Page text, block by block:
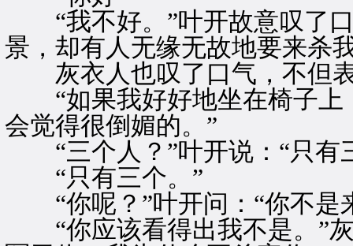
“我不好。”叶开故意叹了口
景，却有人无缘无故地要来杀
灰衣人也叹了口气，不但表
“如果我好好地坐在椅子上
会觉得很倒媚的。”
“三个人？”叶开说：“只有
“只有三个。”
“你呢？”叶开问：“你不是
“你应该看得出我不是。”灰